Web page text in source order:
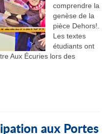
comprendre la
genèse de la
pièce Dehors!.
Les textes
étudiants ont
Aux Écuries lors des
aux Portes